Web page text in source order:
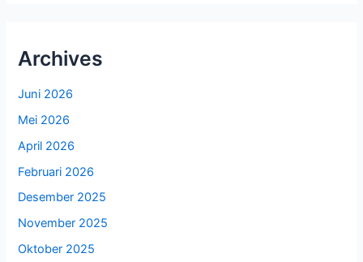
Archives
Juni 2026
Mei 2026
April 2026
Februari 2026
Desember 2025
November 2025
Oktober 2025